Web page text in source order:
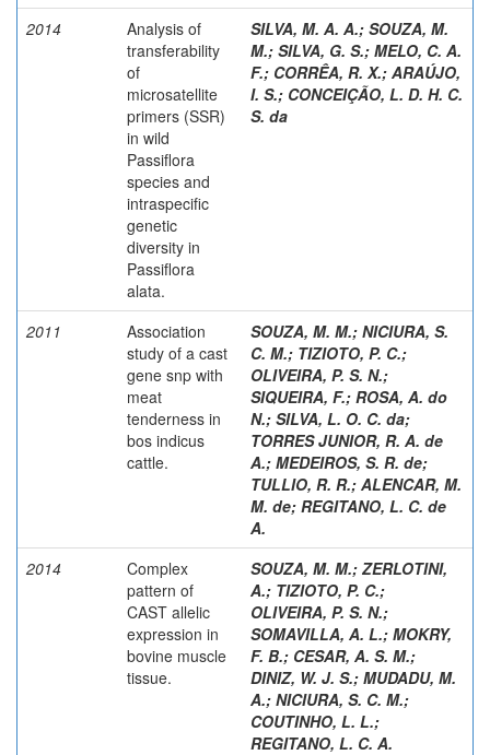
2014
Analysis of
transferability
of
microsatellite
primers (SSR)
in wild
Passiflora
species and
intraspecific
genetic
diversity in
Passiflora
alata.
SILVA, M. A. A.; SOUZA, M.
M.; SILVA, G. S.; MELO, C. A.
F.; CORRÊA, R. X.; ARAÚJO,
I. S.; CONCEIÇÃO, L. D. H. C.
S. da
2011
Association
study of a cast
gene snp with
meat
tenderness in
bos indicus
cattle.
SOUZA, M. M.; NICIURA, S.
C. M.; TIZIOTO, P. C.;
OLIVEIRA, P. S. N.;
SIQUEIRA, F.; ROSA, A. do
N.; SILVA, L. O. C. da;
TORRES JUNIOR, R. A. de
A.; MEDEIROS, S. R. de;
TULLIO, R. R.; ALENCAR, M.
M. de; REGITANO, L. C. de
A.
2014
Complex
pattern of
CAST allelic
expression in
bovine muscle
tissue.
SOUZA, M. M.; ZERLOTINI,
A.; TIZIOTO, P. C.;
OLIVEIRA, P. S. N.;
SOMAVILLA, A. L.; MOKRY,
F. B.; CESAR, A. S. M.;
DINIZ, W. J. S.; MUDADU, M.
A.; NICIURA, S. C. M.;
COUTINHO, L. L.;
REGITANO, L. C. A.